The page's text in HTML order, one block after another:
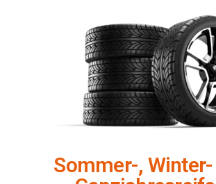
Sommer-,